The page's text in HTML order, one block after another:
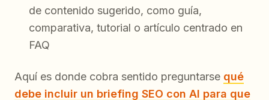
de contenido sugerido, como guía,
comparativa, tutorial o artículo centrado en
FAQ
Aquí es donde cobra sentido preguntarse qué
debe incluir un briefing SEO con AI para que